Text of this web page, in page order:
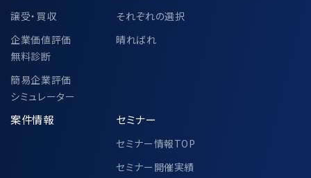
6-2.個人情報の共同利用②
中小企業庁、一般社団法人M&A支援機関
協会、その他各公的機関での個人情報の共
同利用に関して、別途以下ページにて定め
https://www.ma-cp.com/privacy-
譲受・買収
企業価値評価
無料診断
簡易企業評価
シミュレーター
それぞれの選択
晴ればれ
案件情報 セミナー
セミナー情報TOP
セミナー開催実績